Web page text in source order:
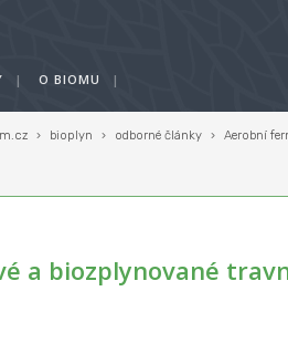
| O BIOMU |
› bioplyn › odborné články › Aerobní
a biozplynované